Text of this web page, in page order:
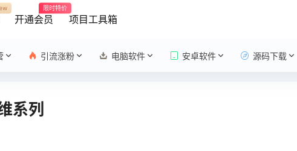
开通会员
限时特价
项目工具箱
引流涨粉 电脑软件 安卓软件 源码下载
系列